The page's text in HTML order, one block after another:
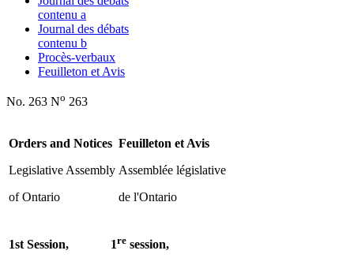
contenu a
Journal des débats
contenu b
Procès-verbaux
Feuilleton et Avis
No. 263 No 263
Orders and Notices
Legislative Assembly
of Ontario
Feuilleton et Avis
Assemblée législative
de l'Ontario
1st Session,
1re session,